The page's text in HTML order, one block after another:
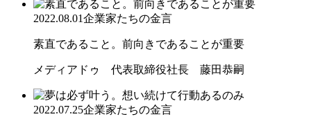
2022.08.01企業家たちの金言
素直であること。前向きであることが重要
メディアドゥ 代表取締役社長 藤田恭嗣
2022.07.25企業家たちの金言